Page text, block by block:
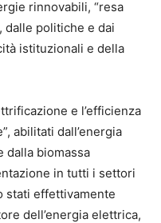
rinnovabili, “resa
dalle politiche e dai
istituzionali e della
e l’efficienza
abilitati dall’energia
dalla biomassa
in tutti i settori
stati effettivamente
dell’energia elettrica,